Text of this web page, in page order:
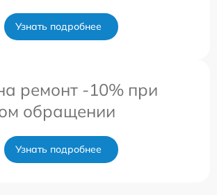
Узнать подробнее
ремонт -10% при
обращении
Узнать подробнее